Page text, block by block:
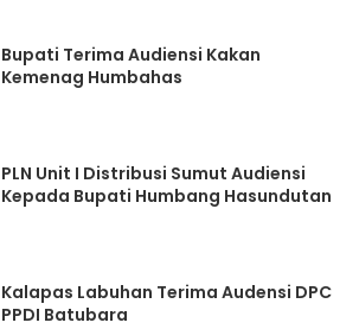
Bupati Terima Audiensi Kakan
Kemenag Humbahas
PLN Unit I Distribusi Sumut Audiensi
Kepada Bupati Humbang Hasundutan
Kalapas Labuhan Terima Audensi DPC
PPDI Batubara